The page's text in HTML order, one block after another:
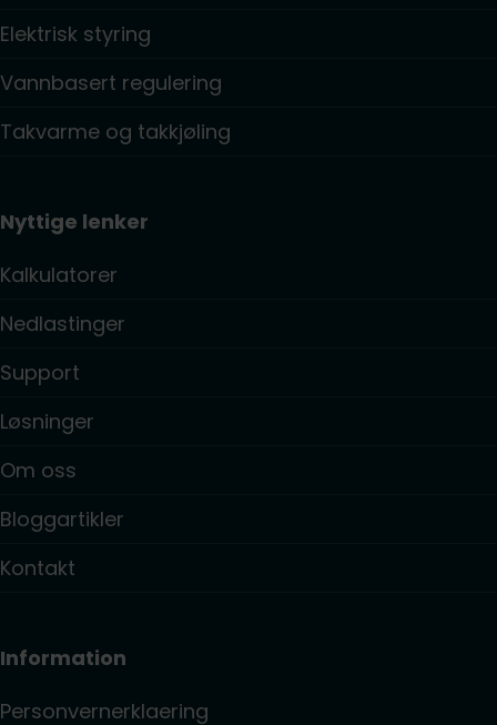
Elektrisk styring
Vannbasert regulering
Takvarme og takkjøling
Nyttige lenker
Kalkulatorer
Nedlastinger
Support
Løsninger
Om oss
Bloggartikler
Kontakt
Information
Personvernerklaering